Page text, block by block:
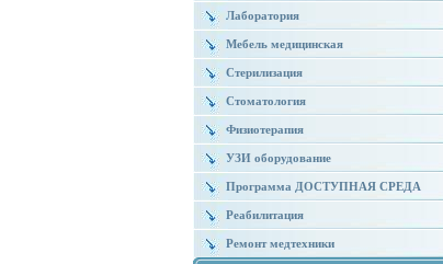
Лаборатория
Мебель медицинская
Стерилизация
Стоматология
Физиотерапия
УЗИ оборудование
Программа ДОСТУПНАЯ СРЕДА
Реабилитация
Ремонт медтехники